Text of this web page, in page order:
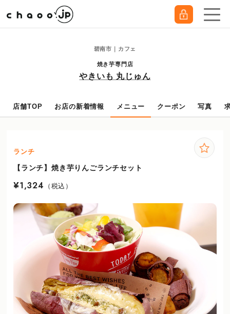
碧南市｜カフェ
焼き芋専門店
やきいも 丸じゅん
店舗TOP お店の新着情報 メニュー クーポン 写真
ランチ
【ランチ】焼き芋りんごランチセット
¥1,324 （税込）